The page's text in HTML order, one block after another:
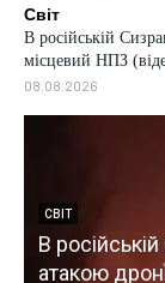
Світ
В російській
місцевий НПЗ
08.08.2026
СВІТ
В
атакою